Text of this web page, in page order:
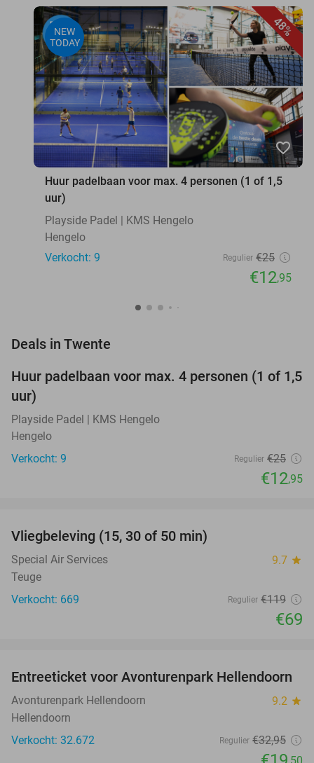
48%
NEW
TODAY
favorite_border
Huur padelbaan voor max. 4 personen (1 of 1,5
uur)
Playside Padel | KMS Hengelo
Hengelo
Verkocht: 9
Regulier €25
€12,95
Deals in Twente
48%
NEW
TODAY
Huur padelbaan voor max. 4 personen (1 of 1,5
uur)
Playside Padel | KMS Hengelo
Hengelo
Verkocht: 9
Regulier €25
€12,95
Vliegbeleving (15, 30 of 50 min)
Special Air Services 9.7 star
Teuge
Verkocht: 669
Regulier €119
€69
41%
Entreeticket voor Avonturenpark Hellendoorn
Avonturenpark Hellendoorn 9.2 star
Hellendoorn
Verkocht: 32.672
Regulier €32,95